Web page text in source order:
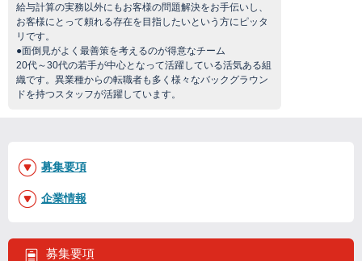
給与計算の実務以外にもお客様の問題解決をお手伝いし、
お客様にとって頼れる存在を目指したいという方にピッタ
リです。
●面倒見がよく最善策を考えるのが得意なチーム
20代～30代の若手が中心となって活躍している活気ある組
織です。異業種からの転職者も多く様々なバックグラウン
ドを持つスタッフが活躍しています。
募集要項
募集要項
企業情報